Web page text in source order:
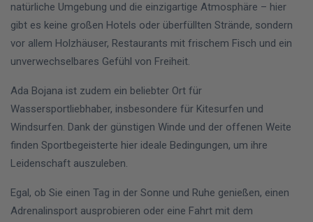
natürliche Umgebung und die einzigartige Atmosphäre – hier
gibt es keine großen Hotels oder überfüllten Strände, sondern
vor allem Holzhäuser, Restaurants mit frischem Fisch und ein
unverwechselbares Gefühl von Freiheit.
Ada Bojana ist zudem ein beliebter Ort für
Wassersportliebhaber, insbesondere für Kitesurfen und
Windsurfen. Dank der günstigen Winde und der offenen Weite
finden Sportbegeisterte hier ideale Bedingungen, um ihre
Leidenschaft auszuleben.
Egal, ob Sie einen Tag in der Sonne und Ruhe genießen, einen
Adrenalinsport ausprobieren oder eine Fahrt mit dem